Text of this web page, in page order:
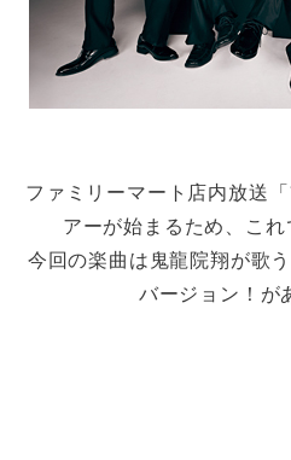
ファミリーマート店内放送
アーが始まるため、こ
今回の楽曲は鬼龍院翔が歌
バージョン！が